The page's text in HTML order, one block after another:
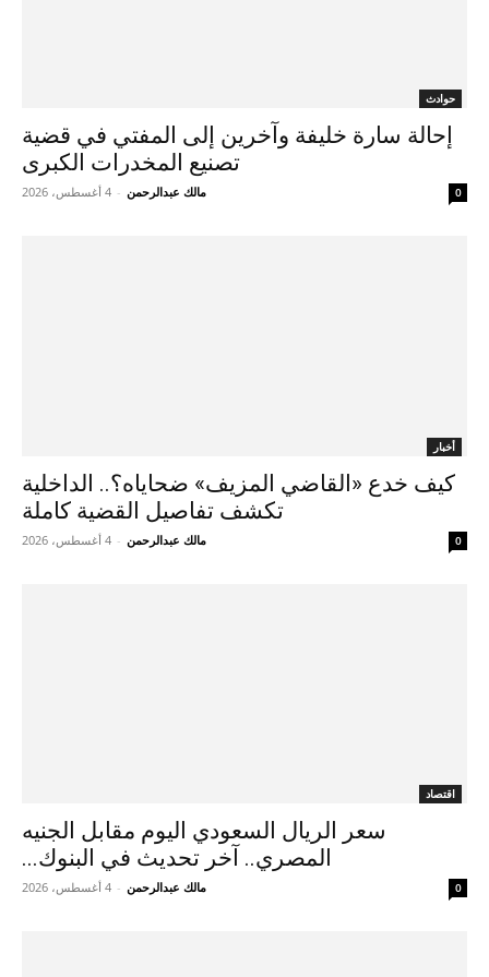
حوادث
إحالة سارة خليفة وآخرين إلى المفتي في قضية
تصنيع المخدرات الكبرى
مالك عبدالرحمن - 4 أغسطس، 2026 0
أخبار
كيف خدع «القاضي المزيف» ضحاياه؟.. الداخلية
تكشف تفاصيل القضية كاملة
مالك عبدالرحمن - 4 أغسطس، 2026 0
اقتصاد
سعر الريال السعودي اليوم مقابل الجنيه
المصري.. آخر تحديث في البنوك...
مالك عبدالرحمن - 4 أغسطس، 2026 0